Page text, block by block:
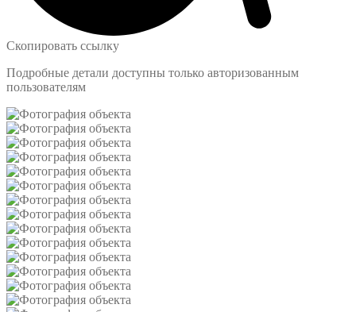
Скопировать ссылку
Подробные детали доступны только авторизованным
пользователям